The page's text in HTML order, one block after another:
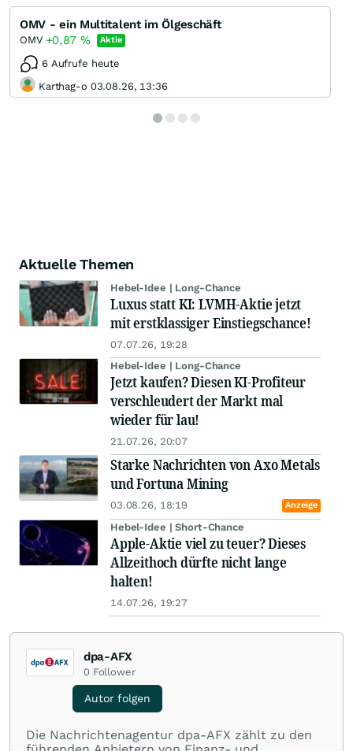
OMV - ein Multitalent im Ölgeschäft
OMV +0,87 % Aktie
6 Aufrufe heute
Karthag-o 03.08.26, 13:36
Aktuelle Themen
Hebel-Idee | Long-Chance
Luxus statt KI: LVMH-Aktie jetzt
mit erstklassiger Einstiegschance!
07.07.26, 19:28
Hebel-Idee | Long-Chance
Jetzt kaufen? Diesen KI-Profiteur
verschleudert der Markt mal
wieder für lau!
21.07.26, 20:07
Starke Nachrichten von Axo Metals
und Fortuna Mining
03.08.26, 18:19 Anzeige
Hebel-Idee | Short-Chance
Apple-Aktie viel zu teuer? Dieses
Allzeithoch dürfte nicht lange
halten!
14.07.26, 19:27
dpa-AFX
0 Follower
Autor folgen
Die Nachrichtenagentur dpa-AFX zählt zu den